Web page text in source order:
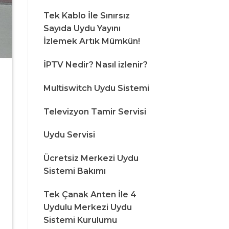
Tek Kablo İle Sınırsız
Sayıda Uydu Yayını
İzlemek Artık Mümkün!
İPTV Nedir? Nasıl izlenir?
Multiswitch Uydu Sistemi
Televizyon Tamir Servisi
Uydu Servisi
Ücretsiz Merkezi Uydu
Sistemi Bakımı
Tek Çanak Anten İle 4
Uydulu Merkezi Uydu
Sistemi Kurulumu